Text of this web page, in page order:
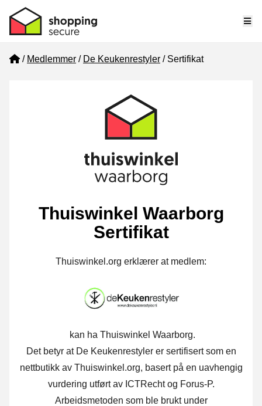
Home
Medlemmer De Keukenrestyler Sertifikat
Thuiswinkel Waarborg
Sertifikat
Thuiswinkel.org erklærer at medlem:
kan ha Thuiswinkel Waarborg.
Det betyr at De Keukenrestyler er sertifisert som en
nettbutikk av Thuiswinkel.org, basert på en uavhengig
vurdering utført av ICTRecht og Forus-P.
Arbeidsmetoden som ble brukt under